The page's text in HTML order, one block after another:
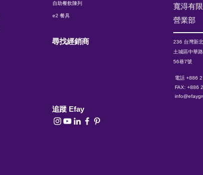
自助餐飲陳列
e2 餐具
尋找經銷商
追蹤 Efay
寬淂有
​營業部
236 台灣新
土城區中華
56巷7號
電話 +886
FAX: +886